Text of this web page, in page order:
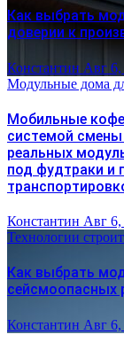
Как выбрать
доверии к
Константин Авг 6,
Модульные дома
Мобильные
системой смены
реальных
под фудтраки и
Константин Авг 6,
Технологии
Как выбрать
сейсмоопасных
Константин Авг 6,